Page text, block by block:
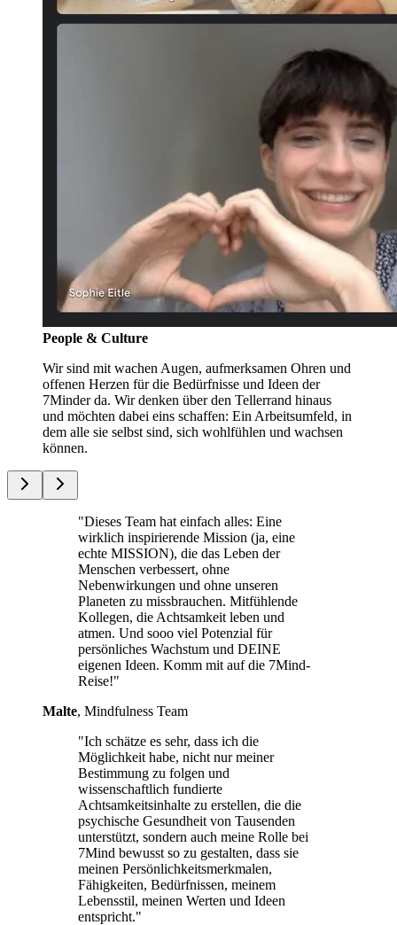
People & Culture
Wir sind mit wachen Augen, aufmerksamen Ohren und
offenen Herzen für die Bedürfnisse und Ideen der
7Minder da. Wir denken über den Tellerrand hinaus
und möchten dabei eins schaffen: Ein Arbeitsumfeld, in
dem alle sie selbst sind, sich wohlfühlen und wachsen
können.
"Dieses Team hat einfach alles: Eine
wirklich inspirierende Mission (ja, eine
echte MISSION), die das Leben der
Menschen verbessert, ohne
Nebenwirkungen und ohne unseren
Planeten zu missbrauchen. Mitfühlende
Kollegen, die Achtsamkeit leben und
atmen. Und sooo viel Potenzial für
persönliches Wachstum und DEINE
eigenen Ideen. Komm mit auf die 7Mind-
Reise!"
Malte, Mindfulness Team
"Ich schätze es sehr, dass ich die
Möglichkeit habe, nicht nur meiner
Bestimmung zu folgen und
wissenschaftlich fundierte
Achtsamkeitsinhalte zu erstellen, die die
psychische Gesundheit von Tausenden
unterstützt, sondern auch meine Rolle bei
7Mind bewusst so zu gestalten, dass sie
meinen Persönlichkeitsmerkmalen,
Fähigkeiten, Bedürfnissen, meinem
Lebensstil, meinen Werten und Ideen
entspricht."